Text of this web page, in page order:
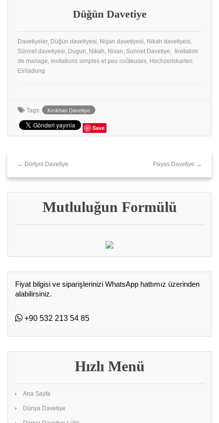
Düğün Davetiye
Davetiyeler, Düğün davetiyesi, Nişan davetiyesi, Nikah davetiyesi,
Sünnet davetiyesi, Dugun, Nikah, Nisan, Sunnet Davetiye, Invitation
de mariage, invitations simples et peu coûteuses, Hochzeitskarten
Einladung
Tags: Kırıkhan‎ Davetiye
Save
← Dörtyol‎ Davetiye Payas Davetiye →
Mutluluğun Formülü
Fiyat bilgisi ve siparişlerinizi WhatsApp hattımız üzerinden
alabilirsiniz.
+90 532 213 54 85
Hızlı Menü
Ana Sayfa
Dünya Davetiye